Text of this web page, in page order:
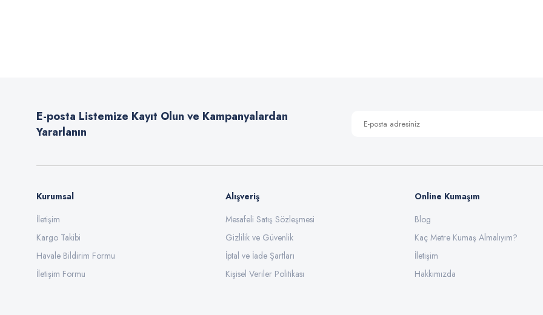
Ürün bilgilerinde hatalar bulunuyor.
Ürün fiyatı diğer sitelerden daha pahalı.
Gönder
E-posta Listemize Kayıt Olun ve Kampanyalardan
Yararlanın
Kurumsal
İletişim
Kargo Takibi
Havale Bildirim Formu
İletişim Formu
Alışveriş
Mesafeli Satış Sözleşmesi
Gizlilik ve Güvenlik
İptal ve İade Şartları
Kişisel Veriler Politikası
Online Kumaşım
Blog
Kaç Metre Kumaş Almalıyım?
İletişim
Hakkımızda